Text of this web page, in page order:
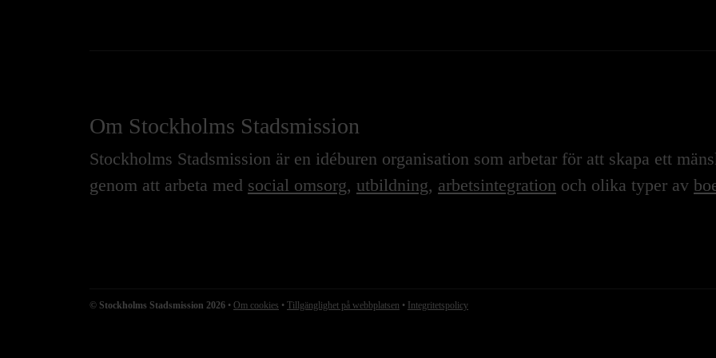
Om Stockholms Stadsmission
Stockholms Stadsmission är en idéburen organisation som arbetar för att skapa ett
genom att arbeta med social omsorg, utbildning, arbetsintegration och olika typer av
© Stockholms Stadsmission 2026 • Om cookies • Tillgänglighet på webbplatsen • Integritetspolicy